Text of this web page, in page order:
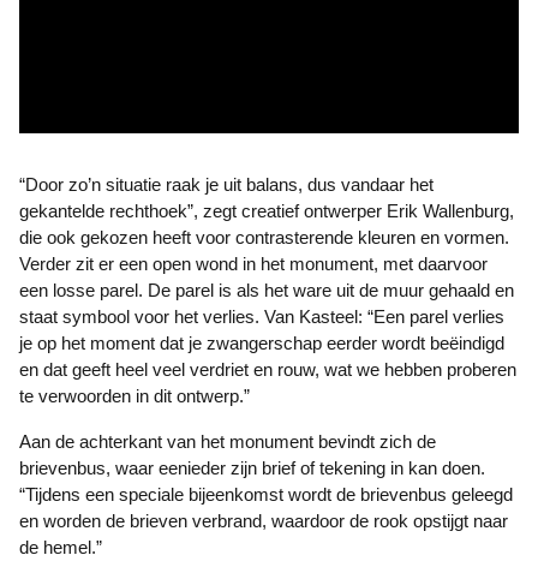
“Door zo’n situatie raak je uit balans, dus vandaar het
gekantelde rechthoek”, zegt creatief ontwerper Erik Wallenburg,
die ook gekozen heeft voor contrasterende kleuren en vormen.
Verder zit er een open wond in het monument, met daarvoor
een losse parel. De parel is als het ware uit de muur gehaald en
staat symbool voor het verlies. Van Kasteel: “Een parel verlies
je op het moment dat je zwangerschap eerder wordt beëindigd
en dat geeft heel veel verdriet en rouw, wat we hebben proberen
te verwoorden in dit ontwerp.”
Aan de achterkant van het monument bevindt zich de
brievenbus, waar eenieder zijn brief of tekening in kan doen.
“Tijdens een speciale bijeenkomst wordt de brievenbus geleegd
en worden de brieven verbrand, waardoor de rook opstijgt naar
de hemel.”